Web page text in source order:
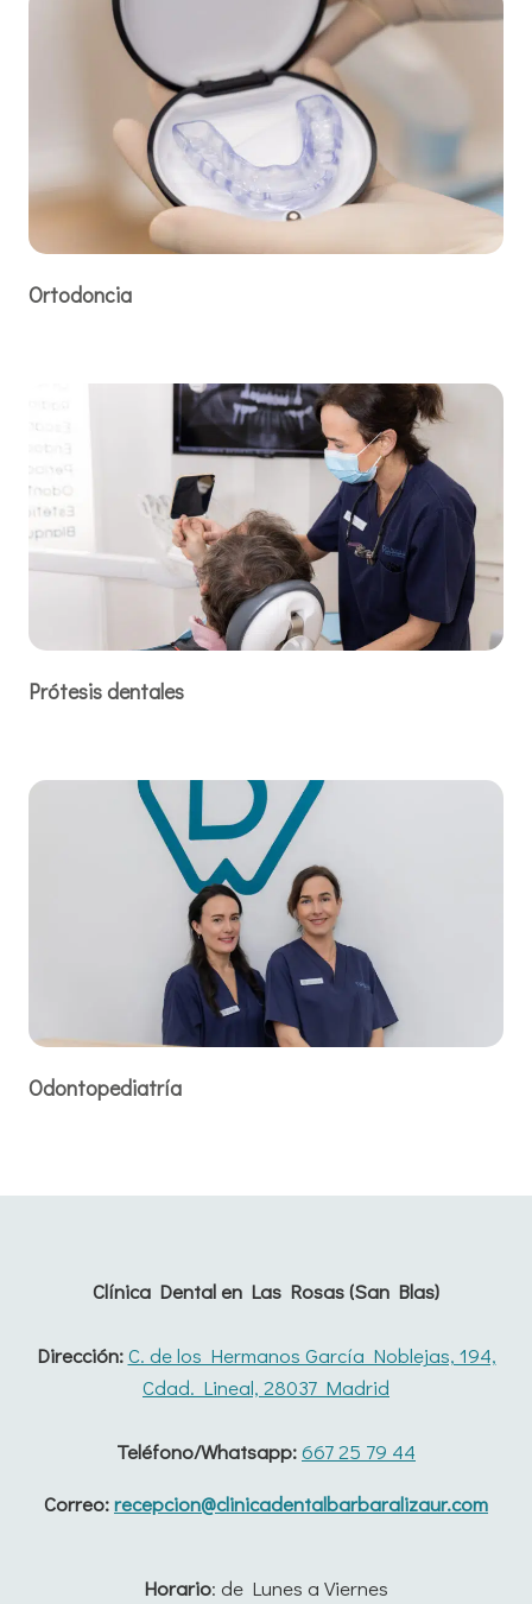
Ortodoncia
Prótesis dentales
Odontopediatría
Clínica Dental en Las Rosas (San Blas)
Dirección:C. de los Hermanos García Noblejas, 194,
Cdad. Lineal, 28037 Madrid
Teléfono/Whatsapp:667 25 79 44
Correo:recepcion@clinicadentalbarbaralizaur.com
Horario: de Lunes a Viernes